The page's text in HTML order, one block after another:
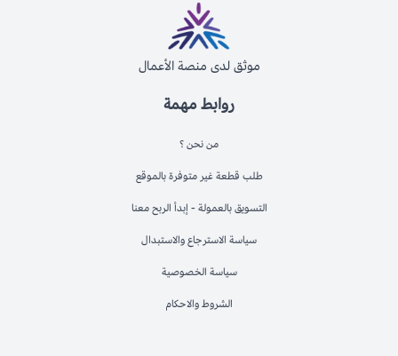
روابط مهمة
من نحن ؟
طلب قطعة غير متوفرة بالموقع
التسويق بالعمولة - إبدأ الربح معنا
سياسة الاسترجاع والاستبدال
سياسة الخصوصية
الشروط والاحكام
موثق لدى منصة الأعمال